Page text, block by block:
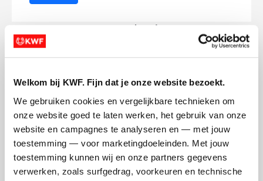
Welkom bij KWF. Fijn dat je onze website bezoekt.
We gebruiken cookies en vergelijkbare technieken om
onze website goed te laten werken, het gebruik van onze
website en campagnes te analyseren en — met jouw
toestemming — voor marketingdoeleinden. Met jouw
toestemming kunnen wij en onze partners gegevens
verwerken, zoals surfgedrag, voorkeuren en technische
James's badges